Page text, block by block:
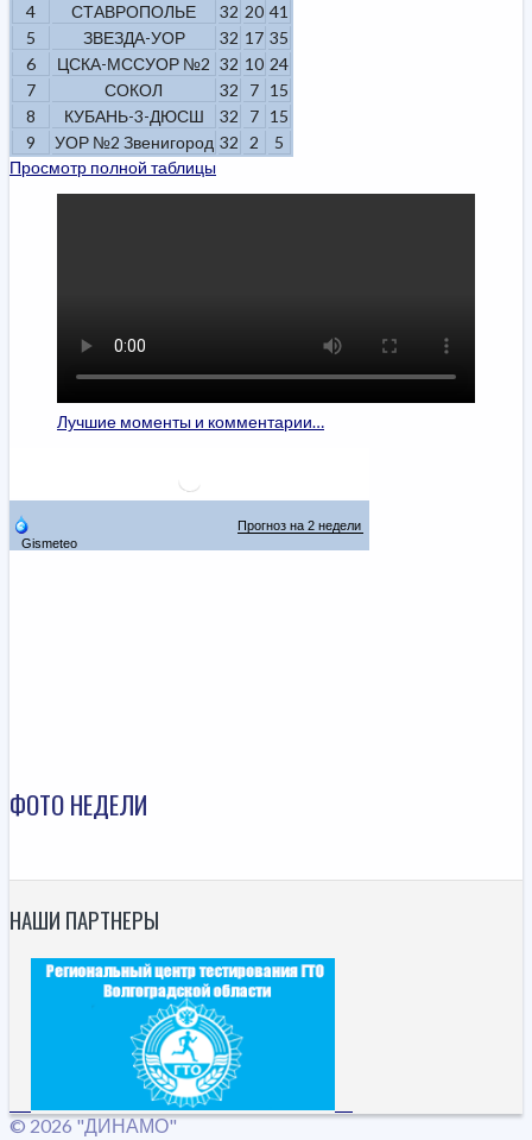
4
СТАВРОПОЛЬЕ 32 20 41
5
ЗВЕЗДА-УОР 32 17 35
6
ЦСКА-МССУОР №2 32 10 24
7
СОКОЛ 32 7 15
8
КУБАНЬ-3-ДЮСШ 32 7 15
9
УОР №2 Звенигород 32 2
5
Просмотр полной таблицы
Лучшие моменты и комментарии…
ФОТО НЕДЕЛИ
НАШИ ПАРТНЕРЫ
© 2026 "ДИНАМО"